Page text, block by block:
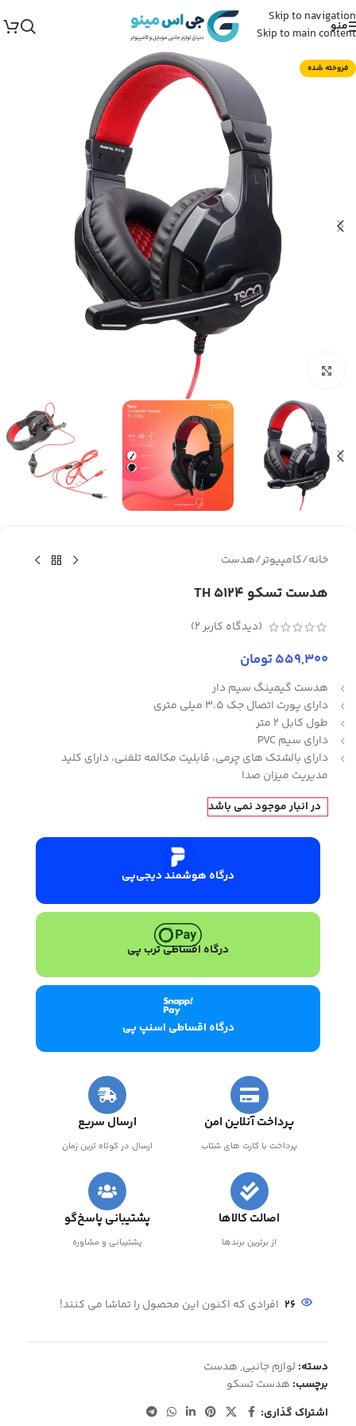
Skip to navigation
Skip to main content
منو
فروخته شده
خانه/کامپیوتر/هدست
هدست تسکو TH 5124
(دیدگاه کاربر2
)
559,300تومان
هدست گیمینگ سیم دار
دارای پورت اتصال جک 3.5 میلی متری
طول کابل 2 متر
دارای سیم PVC
دارای بالشتک های چرمی، قابلیت مکالمه تلفنی، دارای کلید
مدیریت میزان صدا
در انبار موجود نمی باشد
درگاه هوشمند دیجی‌پی
درگاه اقساطی ترب پی
درگاه اقساطی اسنپ پی
پرداخت آنلاین امن
پرداخت با کارت های شتاب
ارسال سریع
ارسال در کوتاه ترین زمان
اصالت کالاها
از برترین برندها
پشتیبانی پاسخ‌گو
پشتیبانی و مشاوره
26 افرادی که اکنون این محصول را تماشا می کنند!
دسته: لوازم جانبی, هدست
برچسب: هدست تسکو
اشتراک گذاری: